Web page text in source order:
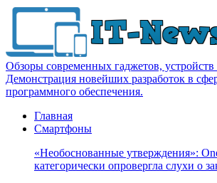
Обзоры современных гаджетов,
Демонстрация новейших разработок в
программного обеспечения.
Главная
Смартфоны
«Необоснованные утверждения»:
категорически опровергла слухи о